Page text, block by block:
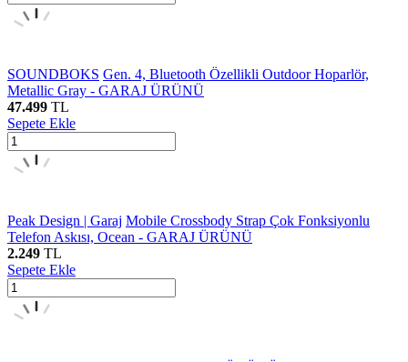
SOUNDBOKS Gen. 4, Bluetooth Özellikli Outdoor Hoparlör,
Metallic Gray - GARAJ ÜRÜNÜ
47.499 TL
Sepete Ekle
Peak Design | Garaj Mobile Crossbody Strap Çok Fonksiyonlu
Telefon Askısı, Ocean - GARAJ ÜRÜNÜ
2.249 TL
Sepete Ekle